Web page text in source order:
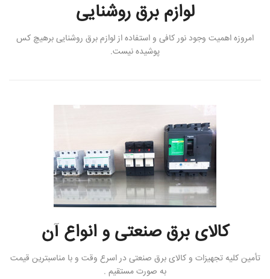
لوازم برق روشنایی
امروزه اهمیت وجود نور کافی و استفاده از لوازم برق روشنایی برهیچ کس
پوشیده نیست.
کالای برق صنعتی و انواع آن
تأمین کلیه تجهیزات و کالای برق صنعتی در اسرع وقت و با مناسبترین قیمت
به صورت مستقیم .